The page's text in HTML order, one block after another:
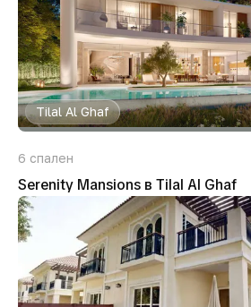
Tilal Al Ghaf
6 спален
Serenity Mansions в Tilal Al Ghaf